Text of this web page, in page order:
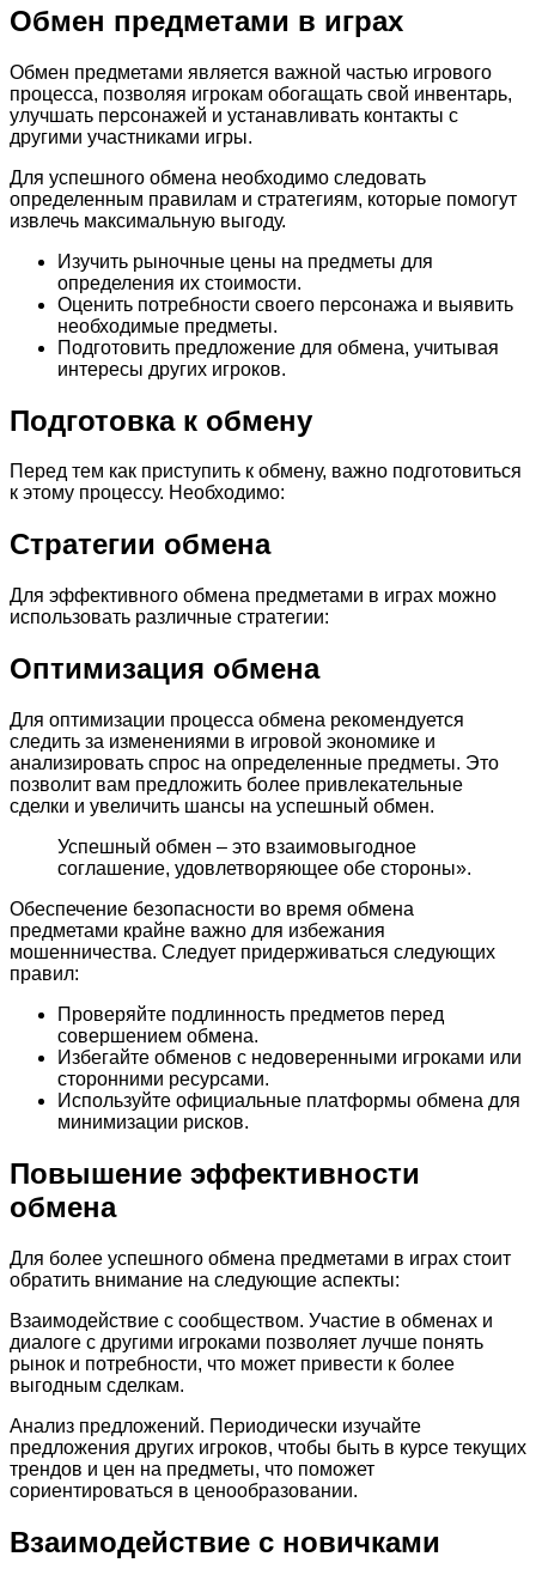
Обмен предметами в играх
Обмен предметами является важной частью игрового
процесса, позволяя игрокам обогащать свой инвентарь,
улучшать персонажей и устанавливать контакты с
другими участниками игры.
Для успешного обмена необходимо следовать
определенным правилам и стратегиям, которые помогут
извлечь максимальную выгоду.
Изучить рыночные цены на предметы для
определения их стоимости.
Оценить потребности своего персонажа и выявить
необходимые предметы.
Подготовить предложение для обмена, учитывая
интересы других игроков.
Подготовка к обмену
Перед тем как приступить к обмену, важно подготовиться
к этому процессу. Необходимо:
Стратегии обмена
Для эффективного обмена предметами в играх можно
использовать различные стратегии:
Оптимизация обмена
Для оптимизации процесса обмена рекомендуется
следить за изменениями в игровой экономике и
анализировать спрос на определенные предметы. Это
позволит вам предложить более привлекательные
сделки и увеличить шансы на успешный обмен.
Успешный обмен – это взаимовыгодное
соглашение, удовлетворяющее обе стороны».
Обеспечение безопасности во время обмена
предметами крайне важно для избежания
мошенничества. Следует придерживаться следующих
правил:
Проверяйте подлинность предметов перед
совершением обмена.
Избегайте обменов с недоверенными игроками или
сторонними ресурсами.
Используйте официальные платформы обмена для
минимизации рисков.
Повышение эффективности
обмена
Для более успешного обмена предметами в играх стоит
обратить внимание на следующие аспекты:
Взаимодействие с сообществом. Участие в обменах и
диалоге с другими игроками позволяет лучше понять
рынок и потребности, что может привести к более
выгодным сделкам.
Анализ предложений. Периодически изучайте
предложения других игроков, чтобы быть в курсе текущих
трендов и цен на предметы, что поможет
сориентироваться в ценообразовании.
Взаимодействие с новичками